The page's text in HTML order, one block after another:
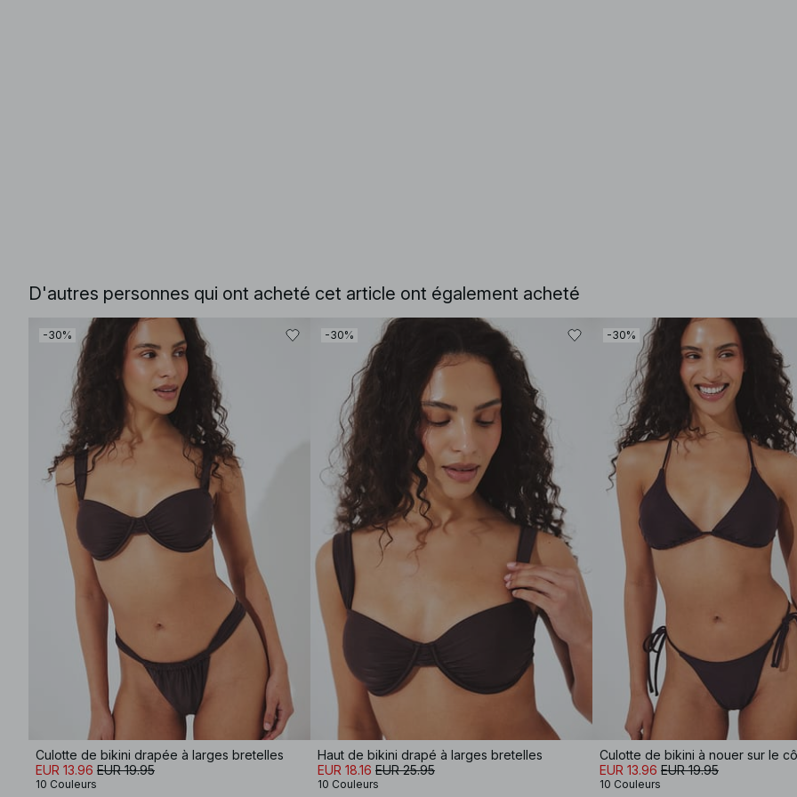
D'autres personnes qui ont acheté cet article ont également acheté
-30%
Culotte de bikini drapée à larges bretelles
EUR 13.96 EUR 19.95
10 Couleurs
-30%
Haut de bikini drapé à larges bretelles
EUR 18.16 EUR 25.95
10 Couleurs
-30%
Culotte de bikini à nouer sur le
EUR 13.96 EUR 19.95
10 Couleurs